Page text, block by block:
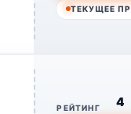
ТЕКУЩЕЕ
РЕЙТИНГ 4